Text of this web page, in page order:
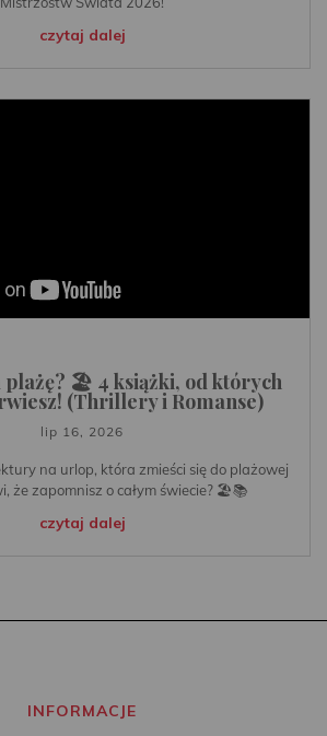
czytaj dalej
plażę? 🏖️ 4 książki, od których
(Thrillery i Romanse)
lip 16, 2026
na urlop, która zmieści się do plażowej
że zapomnisz o całym świecie? 🏖️📚
czytaj dalej
INFORMACJE